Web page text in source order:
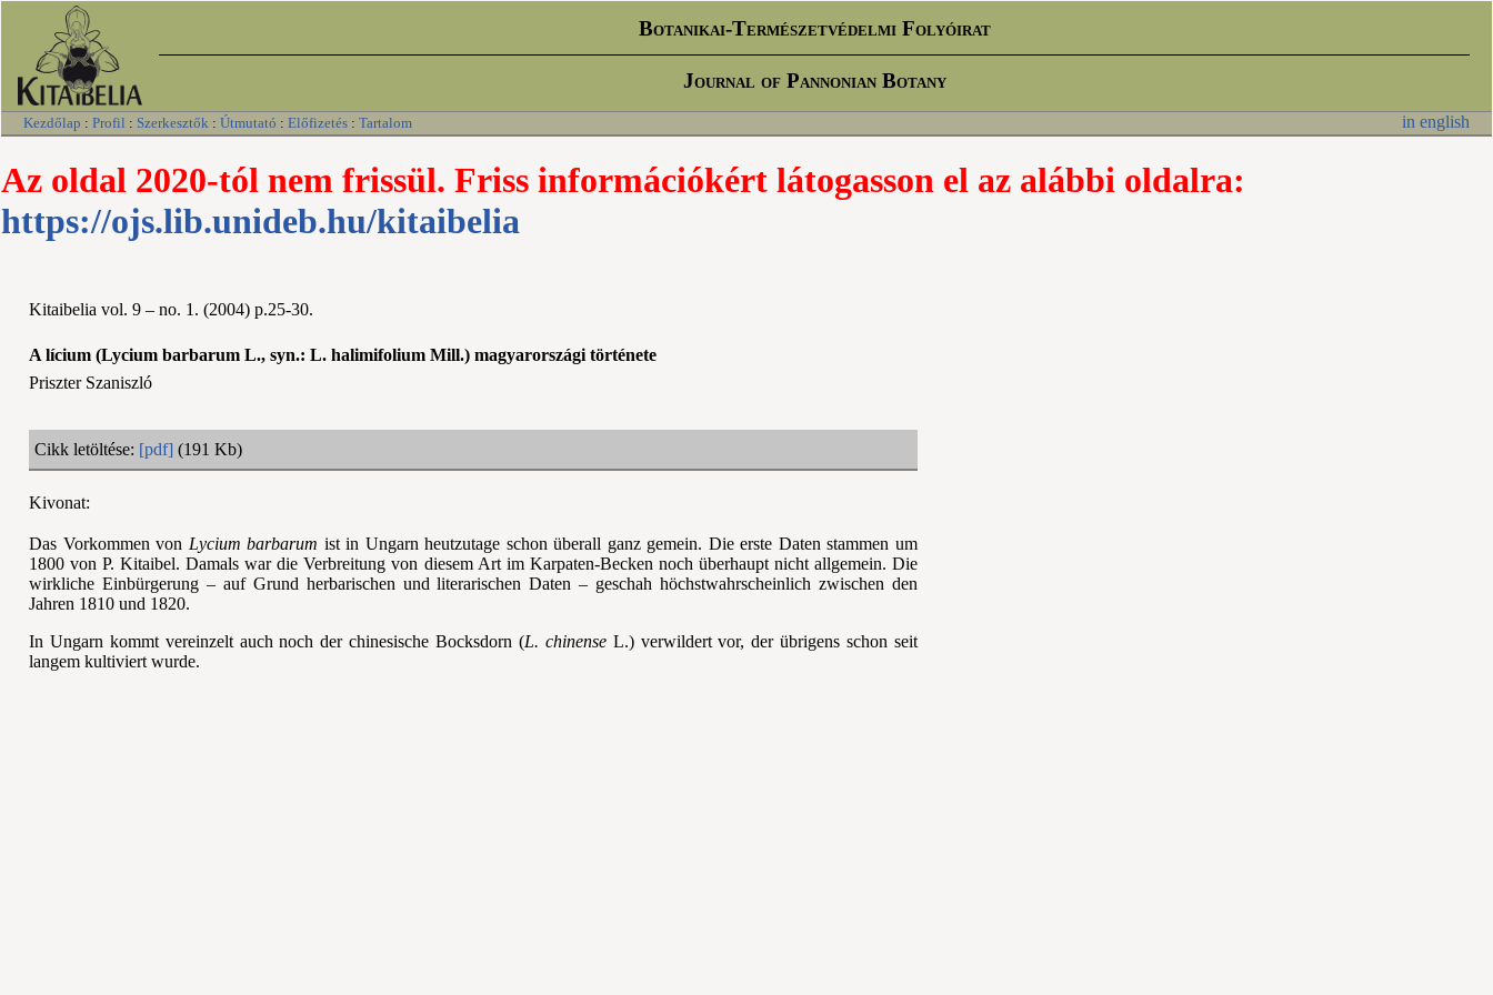
Botanikai-Természetvédelmi Folyóirat
Journal of Pannonian Botany
Kezdőlap : Profil : Szerkesztők : Útmutató : Előfizetés : Tartalom in english
Az oldal 2020-tól nem frissül. Friss információkért látogasson el az alábbi oldalra:
https://ojs.lib.unideb.hu/kitaibelia
Kitaibelia vol. 9 – no. 1. (2004) p.25-30.
A lícium (Lycium barbarum L., syn.: L. halimifolium Mill.) magyarországi története
Priszter Szaniszló
Cikk letöltése: [pdf] (191 Kb)
Kivonat:
Das Vorkommen von Lycium barbarum ist in Ungarn heutzutage schon überall ganz gemein. Die erste Daten stammen um
1800 von P. Kitaibel. Damals war die Verbreitung von diesem Art im Karpaten-Becken noch überhaupt nicht allgemein. Die
wirkliche Einbürgerung – auf Grund herbarischen und literarischen Daten – geschah höchstwahrscheinlich zwischen den
Jahren 1810 und 1820.
In Ungarn kommt vereinzelt auch noch der chinesische Bocksdorn (L. chinense L.) verwildert vor, der übrigens schon seit
langem kultiviert wurde.